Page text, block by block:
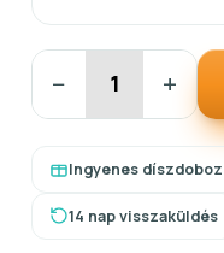
− +
Ingyenes díszdoboz
14 nap visszaküldés